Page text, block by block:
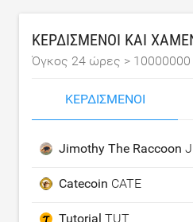
ΚΕΡΔΙΣΜΈΝΟΙ ΚΑΙ
Όγκος 24 ώρες > 10000000
ΚΕΡΔΙΣΜΈΝΟΙ
Jimothy The Raccoon
Catecoin CATE
Tutorial TUT